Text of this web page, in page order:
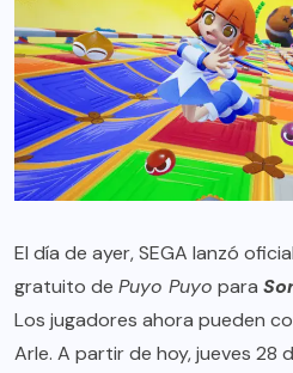
El día de ayer, SEGA lanzó
gratuito de Puyo Puyo para
Los jugadores ahora pueden
Arle. A partir de hoy, jueves 28